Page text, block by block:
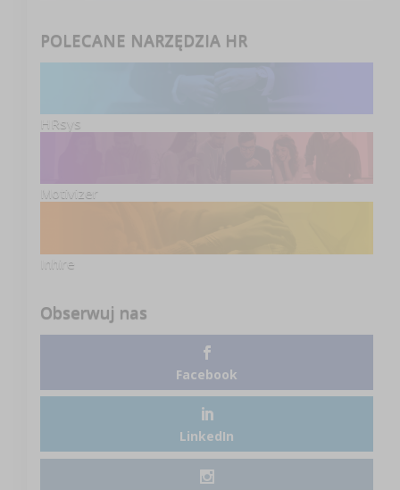
POLECANE NARZĘDZIA HR
HRsys
Motivizer
Inhire
Obserwuj nas
Facebook
LinkedIn